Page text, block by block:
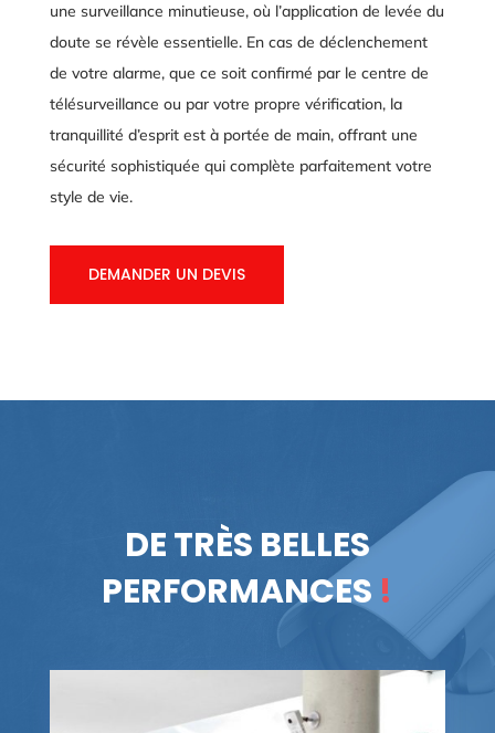
une surveillance minutieuse, où l’application de levée du
doute se révèle essentielle. En cas de déclenchement
de votre alarme, que ce soit confirmé par le centre de
télésurveillance ou par votre propre vérification, la
tranquillité d’esprit est à portée de main, offrant une
sécurité sophistiquée qui complète parfaitement votre
style de vie.
DEMANDER UN DEVIS
DE TRÈS BELLES
PERFORMANCES !